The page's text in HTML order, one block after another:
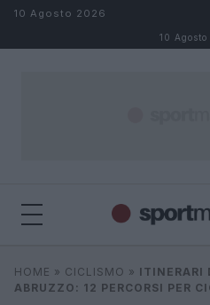
Salta al contenuto
10 Agosto 2026
10
Cerca
HOME » CICLISMO » ITINERARI
ABRUZZO: 12 PERCORSI PER